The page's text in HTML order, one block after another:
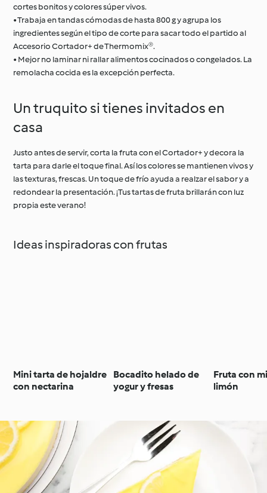
cortes bonitos y colores súper vivos.
• Trabaja en tandas cómodas de hasta 800 g y agrupa los
ingredientes según el tipo de corte para sacar todo el partido al
Accesorio Cortador+ de Thermomix®.
• Mejor no laminar ni rallar alimentos cocinados o congelados. La
remolacha cocida es la excepción perfecta.
Un truquito si tienes invitados en
casa
Justo antes de servir, corta la fruta con el Cortador+ y decora la
tarta para darle el toque final. Así los colores se mantienen vivos y
las texturas, frescas. Un toque de frío ayuda a realzar el sabor y a
redondear la presentación. ¡Tus tartas de fruta brillarán con luz
propia este verano!
Ideas inspiradoras con frutas
Mini tarta de hojaldre
con nectarina
Bocadito helado de
yogur y fresas
Fruta con
limón